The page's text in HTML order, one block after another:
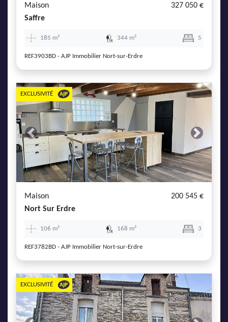
Maison
327 050 €
Saffre
185 m² 344 m² 5
REF3903BD - AJP Immobilier Nort-sur-Erdre
Previous Next
EXCLUSIVITÉ
Maison
200 545 €
Nort Sur Erdre
106 m² 168 m² 3
REF3782BD - AJP Immobilier Nort-sur-Erdre
EXCLUSIVITÉ